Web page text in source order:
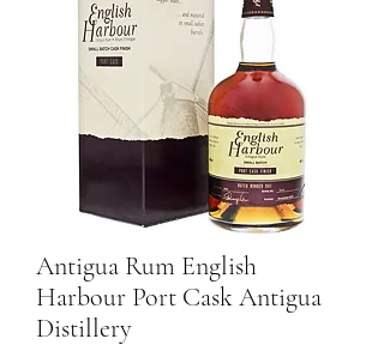
Antigua Rum English
Harbour Port Cask Antigua
Distillery